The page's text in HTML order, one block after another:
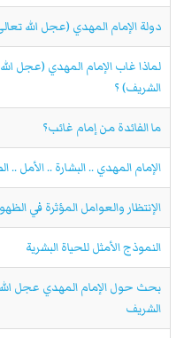
دولة الإمام المهدي (عجل الله
لماذا غاب الإمام المهدي (عجل
الشريف) ؟
ما الفائدة من إمام غائب؟
الإمام المهدي .. البشارة .. الأمل ..
الإنتظار والعوامل المؤثرة في
النموذج الأمثل للحياة البشرية
بحث حول الإمام المهدي عجل
الشریف